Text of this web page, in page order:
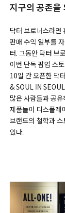
지구의 공존을
닥터 브로너스라면
판매 수익 일부를
터. 그동안 닥터 브
이번 단독 팝업 스
10일 간 오픈한 닥
& SOUL IN
많은 사람들과 공
제품들이 디스플레
브랜드의 철학과 스
있다.